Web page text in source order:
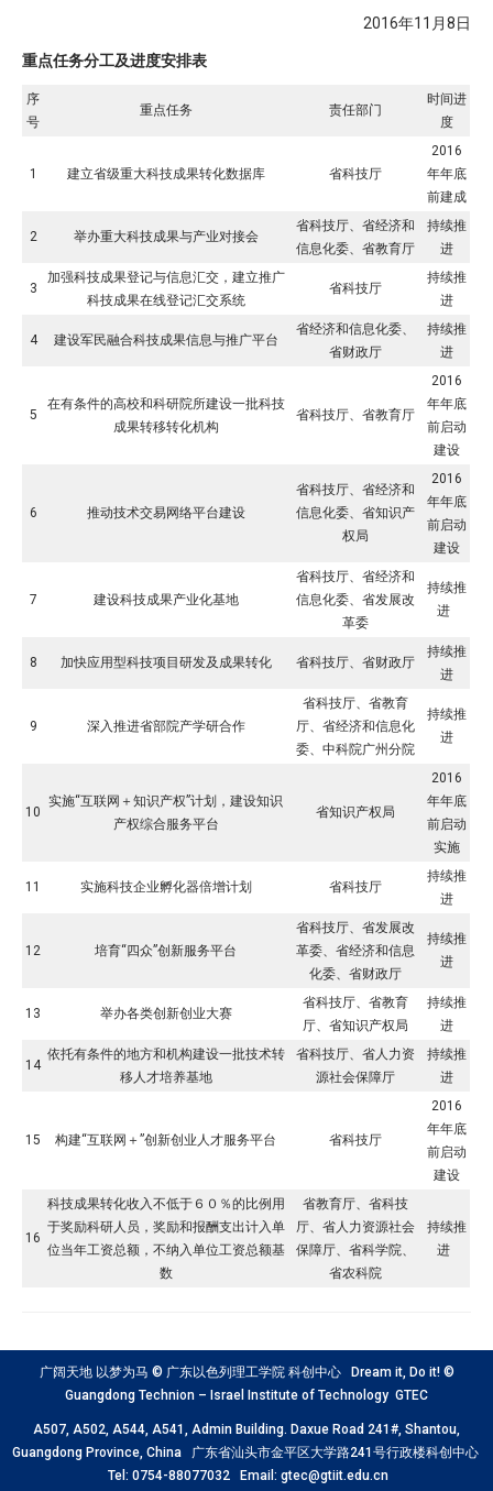
2016年11月8日
重点任务分工及进度安排表
序
号
重点任务 责任部门
时间进
度
1 建立省级重大科技成果转化数据库 省科技厅
2016
年年底
前建成
2 举办重大科技成果与产业对接会
省科技厅、省经济和
信息化委、省教育厅
持续推
进
3
加强科技成果登记与信息汇交，建立推广
科技成果在线登记汇交系统
省科技厅
持续推
进
4 建设军民融合科技成果信息与推广平台
省经济和信息化委、
省财政厅
持续推
进
5
在有条件的高校和科研院所建设一批科技
成果转移转化机构
省科技厅、省教育厅
2016
年年底
前启动
建设
6 推动技术交易网络平台建设
省科技厅、省经济和
信息化委、省知识产
权局
2016
年年底
前启动
建设
7 建设科技成果产业化基地
省科技厅、省经济和
信息化委、省发展改
革委
持续推
进
8 加快应用型科技项目研发及成果转化 省科技厅、省财政厅
持续推
进
9 深入推进省部院产学研合作
省科技厅、省教育
厅、省经济和信息化
委、中科院广州分院
持续推
进
10
实施“互联网＋知识产权”计划，建设知识
产权综合服务平台
省知识产权局
2016
年年底
前启动
实施
11 实施科技企业孵化器倍增计划 省科技厅
持续推
进
12 培育“四众”创新服务平台
省科技厅、省发展改
革委、省经济和信息
化委、省财政厅
持续推
进
13 举办各类创新创业大赛
省科技厅、省教育
厅、省知识产权局
持续推
进
14
依托有条件的地方和机构建设一批技术转
移人才培养基地
省科技厅、省人力资
源社会保障厅
持续推
进
15 构建“互联网＋”创新创业人才服务平台 省科技厅
2016
年年底
前启动
建设
16
科技成果转化收入不低于６０％的比例用
于奖励科研人员，奖励和报酬支出计入单
位当年工资总额，不纳入单位工资总额基
数
省教育厅、省科技
厅、省人力资源社会
保障厅、省科学院、
省农科院
持续推
进
广阔天地 以梦为马 © 广东以色列理工学院 科创中心 Dream it, Do it! ©
Guangdong Technion – Israel Institute of Technology GTEC
A507, A502, A544, A541, Admin Building. Daxue Road 241#, Shantou,
Guangdong Province, China 广东省汕头市金平区大学路241号行政楼科创中心
Tel: 0754-88077032 Email: gtec@gtiit.edu.cn